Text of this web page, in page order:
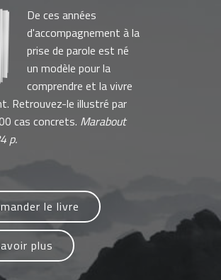
De ces années
d'accompagnement à la
prise de parole est né
un modèle pour la
comprendre et la vivre
Retrouvez-le illustré par
cas concrets. Marabout
p.
le livre
plus